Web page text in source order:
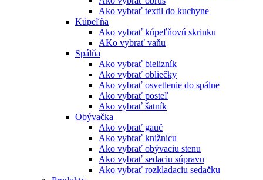
Ako vybrať textil do kuchyne
Kúpeľňa
Ako vybrať kúpeľňovú skrinku
AKo vybrať vaňu
Spálňa
Ako vybrať bielizník
Ako vybrať obliečky
Ako vybrať osvetlenie do spálne
Ako vybrať posteľ
Ako vybrať šatník
Obývačka
Ako vybrať gauč
Ako vybrať knižnicu
Ako vybrať obývaciu stenu
Ako vybrať sedaciu súpravu
Ako vybrať rozkladaciu sedačku